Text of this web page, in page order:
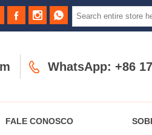
  
 WhatsApp: +86
FALE CONOSCO